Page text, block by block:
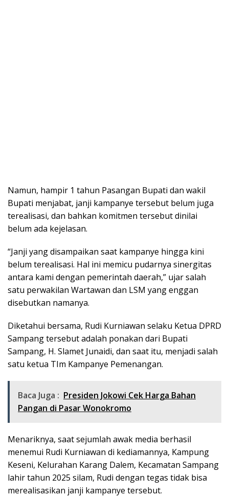
Namun, hampir 1 tahun Pasangan Bupati dan wakil
Bupati menjabat, janji kampanye tersebut belum juga
terealisasi, dan bahkan komitmen tersebut dinilai
belum ada kejelasan.
“Janji yang disampaikan saat kampanye hingga kini
belum terealisasi. Hal ini memicu pudarnya sinergitas
antara kami dengan pemerintah daerah,” ujar salah
satu perwakilan Wartawan dan LSM yang enggan
disebutkan namanya.
Diketahui bersama, Rudi Kurniawan selaku Ketua DPRD
Sampang tersebut adalah ponakan dari Bupati
Sampang, H. Slamet Junaidi, dan saat itu, menjadi salah
satu ketua TIm Kampanye Pemenangan.
Baca Juga : Presiden Jokowi Cek Harga Bahan
Pangan di Pasar Wonokromo
Menariknya, saat sejumlah awak media berhasil
menemui Rudi Kurniawan di kediamannya, Kampung
Keseni, Kelurahan Karang Dalem, Kecamatan Sampang
lahir tahun 2025 silam, Rudi dengan tegas tidak bisa
merealisasikan janji kampanye tersebut.